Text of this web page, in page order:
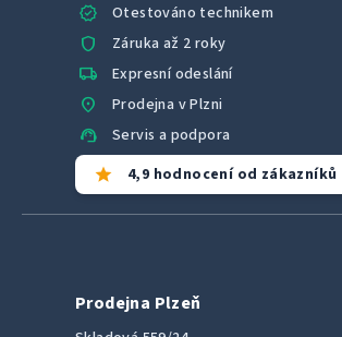
verified
Otestováno technikem
shield Záruka až 2 roky
local_shipping Expresní odeslání
location_on Prodejna v Plzni
support_agent Servis a podpora
star 4,9 hodnocení od zákazníků
Prodejna Plzeň